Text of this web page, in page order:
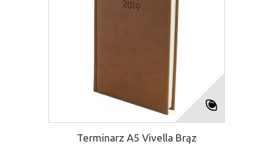
Terminarz A5 Vivella Brąz